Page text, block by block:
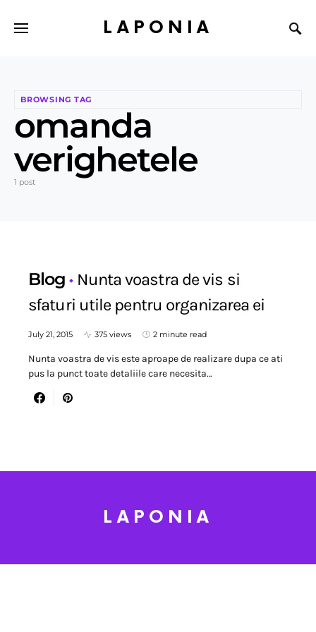
LAPONIA
BROWSING TAG
omanda
verighetele
1 post
Blog
Nunta voastra de vis si
sfaturi utile pentru organizarea ei
July 21, 2015 375 views 2 minute read
Nunta voastra de vis este aproape de realizare dupa ce ati
pus la punct toate detaliile care necesita…
LAPONIA